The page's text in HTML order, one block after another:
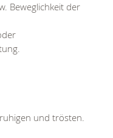
Beweglichkeit der
und trösten.